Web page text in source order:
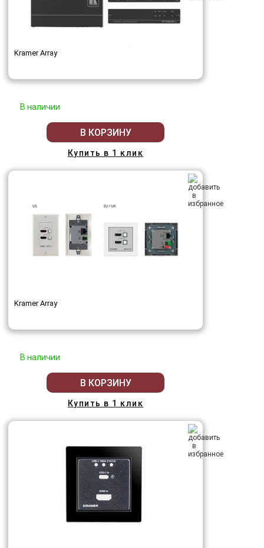
Kramer Array
В наличии
В КОРЗИНУ
Купить в 1 клик
Kramer Array
В наличии
В КОРЗИНУ
Купить в 1 клик